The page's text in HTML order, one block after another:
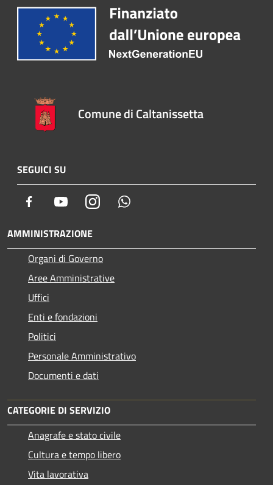
Comune di Caltanissetta
SEGUICI SU
Facebook YoutubeInstagram
AMMINISTRAZIONE
Organi di Governo
Aree Amministrative
Uffici
Enti e fondazioni
Politici
Personale Amministrativo
Documenti e dati
CATEGORIE DI SERVIZIO
Anagrafe e stato civile
Cultura e tempo libero
Vita lavorativa